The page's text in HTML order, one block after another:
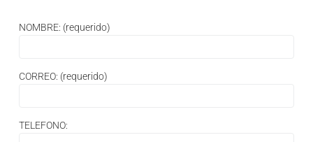
NOMBRE: (requerido)
CORREO: (requerido)
TELEFONO: